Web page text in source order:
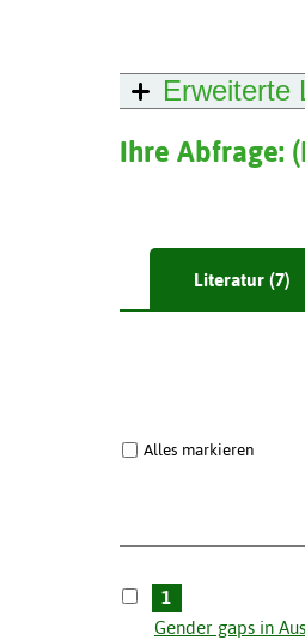
Erweiterte
Ihre Abfrage: (
Literatur (7)
Alles markieren
1
Gender gaps in